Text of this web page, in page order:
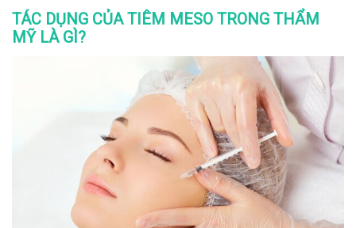
TÁC DỤNG CỦA TIÊM MESO TRONG THẨM
MỸ LÀ GÌ?